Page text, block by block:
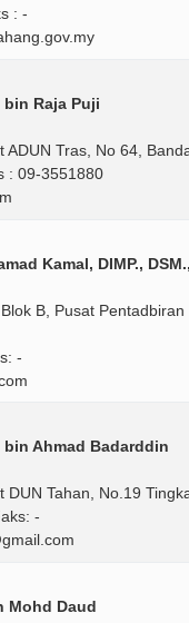
: -
Raja Puji
ADUN Tras, No 64,
: 09-3551880
Kamal, DIMP.,
B, Pusat
-
Ahmad Badarddin
DUN Tahan, No.19
-
Mohd Daud